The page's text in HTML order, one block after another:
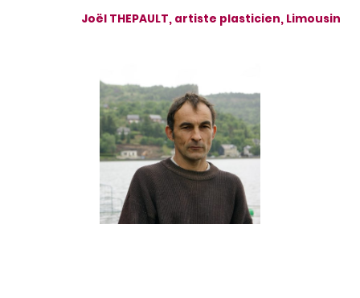
Joël THEPAULT, artiste plasticien, Limousin